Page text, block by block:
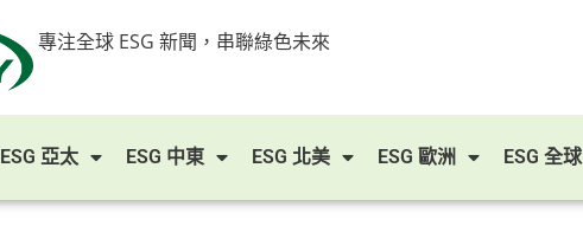
專注全球 ESG 新聞，串聯綠色未來
ESG 亞太 ESG 中東 ESG 北美 ESG 歐洲 ESG 全球